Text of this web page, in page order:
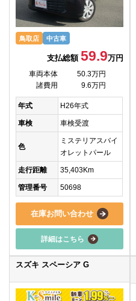
鳥取店 中古車
支払総額 59.9万円
車両本体
50.3万円
諸費用
9.6万円
年式 H26年式
車検 車検受渡
色
ミステリアスバイ
オレットパール
走行距離 35,403Km
管理番号 50698
在庫お問い合わせ
詳細はこちら
スズキ スペーシア G